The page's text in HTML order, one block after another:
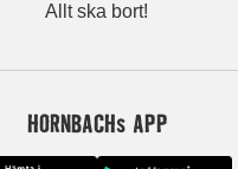
Allt ska bort!
HORNBACHs APP